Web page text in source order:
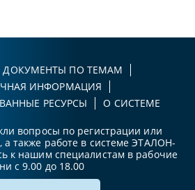
ДОКУМЕНТЫ ПО ТЕМАМ
ИНФОРМАЦИЯ
РЕСУРСЫ
О СИСТЕМЕ
вопросы по регистрации или
а также работе в системе ЭТАЛОН-
к нашим специалистам в рабочие
с 9.00 до 18.00